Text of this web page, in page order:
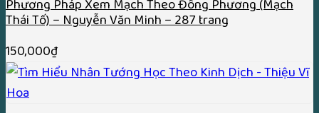
Phương Pháp Xem Mạch Theo Đông Phương (Mạch
Thái Tố) – Nguyễn Văn Minh – 287 trang
150,000₫